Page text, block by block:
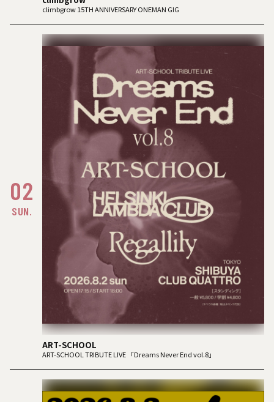
climbgrow 15TH ANNIVERSARY ONEMAN GIG
02
SUN.
ART-SCHOOL
ART-SCHOOL TRIBUTE LIVE 「Dreams Never End vol.8」